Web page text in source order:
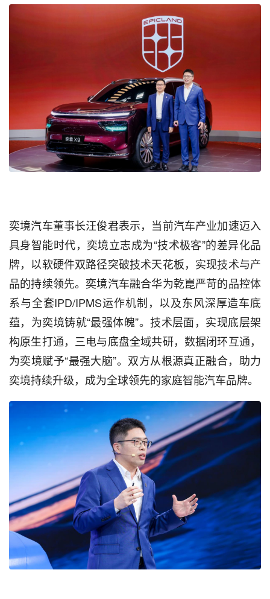
奕境汽车董事长汪俊君表示，当前汽车产业加速迈入
具身智能时代，奕境立志成为“技术极客”的差异化品
牌，以软硬件双路径突破技术天花板，实现技术与产
品的持续领先。奕境汽车融合华为乾崑严苛的品控体
系与全套IPD/IPMS运作机制，以及东风深厚造车底
蕴，为奕境铸就“最强体魄”。技术层面，实现底层架
构原生打通，三电与底盘全域共研，数据闭环互通，
为奕境赋予“最强大脑”。双方从根源真正融合，助力
奕境持续升级，成为全球领先的家庭智能汽车品牌。